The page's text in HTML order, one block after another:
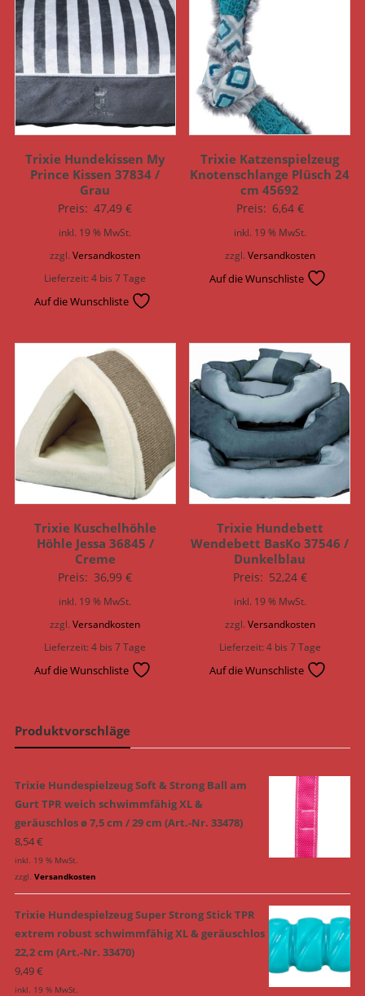
Trixie Hundekissen My
Prince Kissen 37834 /
Grau
Preis: 47,49€
inkl. 19 % MwSt.
zzgl.Versandkosten
Lieferzeit:4 bis 7 Tage
Auf die Wunschliste
Trixie Katzenspielzeug
Knotenschlange Plüsch 24
cm 45692
Preis: 6,64 €
inkl. 19 % MwSt.
zzgl.Versandkosten
Auf die Wunschliste
Trixie Kuschelhöhle
Höhle Jessa 36845 /
Creme
Preis: 36,99€
inkl. 19 % MwSt.
zzgl.Versandkosten
Lieferzeit:4 bis 7 Tage
Auf die Wunschliste
Trixie Hundebett
Wendebett BasKo 37546 /
Dunkelblau
Preis: 52,24 €
inkl. 19 % MwSt.
zzgl. Versandkosten
Lieferzeit:4 bis 7 Tage
Auf die Wunschliste
Produktvorschläge
Trixie Hundespielzeug Soft & Strong Ball am
Gurt TPR weich schwimmfähig XL &
geräuschlos ø 7,5 cm / 29 cm (Art.-Nr. 33478)
8,54€
inkl. 19 % MwSt.
zzgl. Versandkosten
Trixie Hundespielzeug Super Strong Stick TPR
extrem robust schwimmfähig XL & geräuschlos
22,2 cm (Art.-Nr. 33470)
9,49€
inkl. 19 % MwSt.